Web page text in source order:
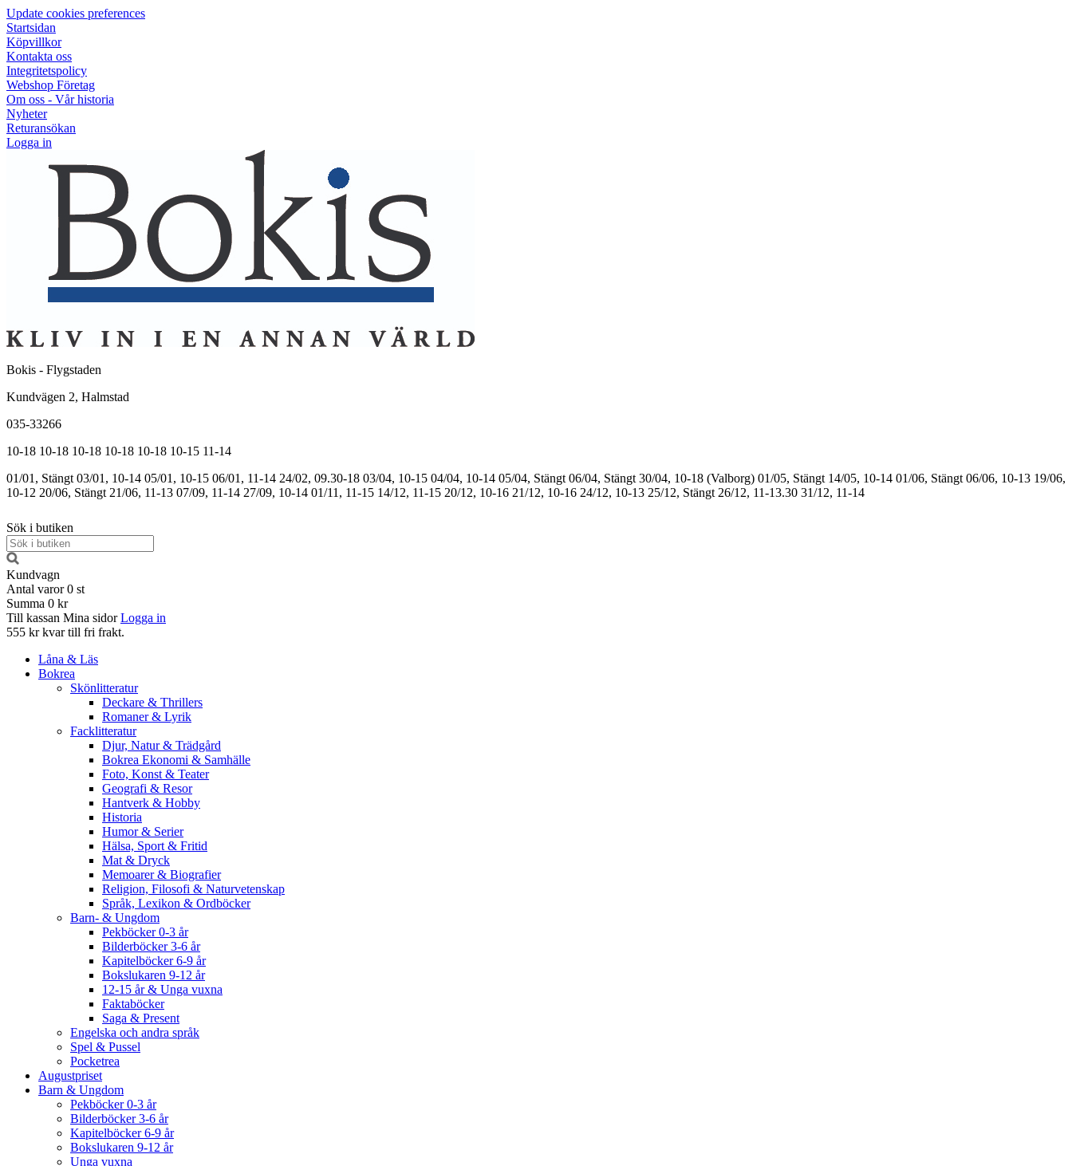
Update cookies preferences
Startsidan
Köpvillkor
Kontakta oss
Integritetspolicy
Webshop Företag
Om oss - Vår historia
Nyheter
Returansökan
Logga in
Bokis - Flygstaden
Kundvägen 2, Halmstad
035-33266
10-18 10-18 10-18 10-18 10-18 10-15 11-14
01/01, Stängt 03/01, 10-14 05/01, 10-15 06/01, 11-14 24/02, 09.30-18 03/04, 10-15 04/04, 10-14 05/04, Stängt 06/04, Stängt 30/04, 10-18 (Valborg) 01/05, Stängt 14/05, 10-14 01/06, Stängt 06/06, 10-13 19/06,
10-12 20/06, Stängt 21/06, 11-13 07/09, 11-14 27/09, 10-14 01/11, 11-15 14/12, 11-15 20/12, 10-16 21/12, 10-16 24/12, 10-13 25/12, Stängt 26/12, 11-13.30 31/12, 11-14
Sök i butiken
Kundvagn
Antal varor 0 st
Summa 0 kr
Till kassan Mina sidor Logga in
555 kr kvar till fri frakt.
Låna & Läs
Bokrea
Skönlitteratur
Deckare & Thrillers
Romaner & Lyrik
Facklitteratur
Djur, Natur & Trädgård
Bokrea Ekonomi & Samhälle
Foto, Konst & Teater
Geografi & Resor
Hantverk & Hobby
Historia
Humor & Serier
Hälsa, Sport & Fritid
Mat & Dryck
Memoarer & Biografier
Religion, Filosofi & Naturvetenskap
Språk, Lexikon & Ordböcker
Barn- & Ungdom
Pekböcker 0-3 år
Bilderböcker 3-6 år
Kapitelböcker 6-9 år
Bokslukaren 9-12 år
12-15 år & Unga vuxna
Faktaböcker
Saga & Present
Engelska och andra språk
Spel & Pussel
Pocketrea
Augustpriset
Barn & Ungdom
Pekböcker 0-3 år
Bilderböcker 3-6 år
Kapitelböcker 6-9 år
Bokslukaren 9-12 år
Unga vuxna